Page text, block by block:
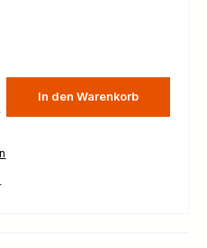
In den Warenkorb